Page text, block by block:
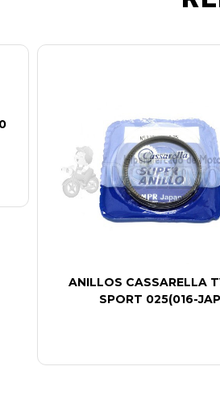
ANILLOS CASSARELLA
SPORT 025(016-